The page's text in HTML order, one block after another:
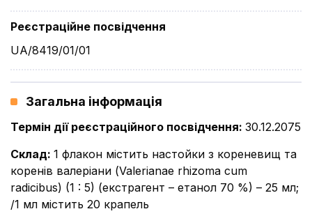
Реєстраційне посвідчення
UA/8419/01/01
Загальна інформація
Термін дії реєстраційного посвідчення: 30.12.2075
Склад: 1 флакон містить настойки з кореневищ та
коренів валеріани (Valerianae rhizoma cum
radicibus) (1 : 5) (екстрагент – етанол 70 %) – 25 мл;
/1 мл містить 20 крапель